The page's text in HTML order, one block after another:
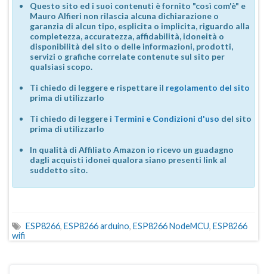
Questo sito ed i suoi contenuti è fornito "così com'è" e
Mauro Alfieri non rilascia alcuna dichiarazione o
garanzia di alcun tipo, esplicita o implicita, riguardo alla
completezza, accuratezza, affidabilità, idoneità o
disponibilità del sito o delle informazioni, prodotti,
servizi o grafiche correlate contenute sul sito per
qualsiasi scopo.
Ti chiedo di leggere e rispettare il regolamento del sito
prima di utilizzarlo
Ti chiedo di leggere i Termini e Condizioni d'uso del sito
prima di utilizzarlo
In qualità di Affiliato Amazon io ricevo un guadagno
dagli acquisti idonei qualora siano presenti link al
suddetto sito.
ESP8266, ESP8266 arduino, ESP8266 NodeMCU, ESP8266
wifi